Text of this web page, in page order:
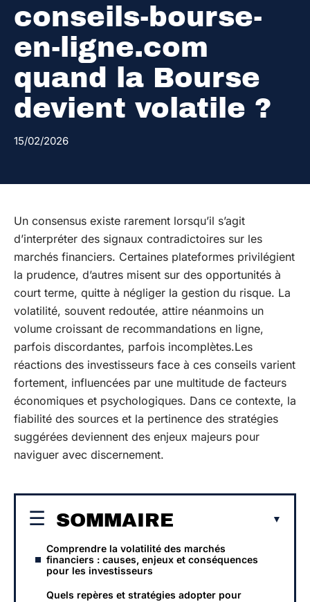
conseils-bourse-
en-ligne.com
quand la Bourse
devient volatile ?
15/02/2026
Un consensus existe rarement lorsqu’il s’agit
d’interpréter des signaux contradictoires sur les
marchés financiers. Certaines plateformes privilégient
la prudence, d’autres misent sur des opportunités à
court terme, quitte à négliger la gestion du risque. La
volatilité, souvent redoutée, attire néanmoins un
volume croissant de recommandations en ligne,
parfois discordantes, parfois incomplètes.Les
réactions des investisseurs face à ces conseils varient
fortement, influencées par une multitude de facteurs
économiques et psychologiques. Dans ce contexte, la
fiabilité des sources et la pertinence des stratégies
suggérées deviennent des enjeux majeurs pour
naviguer avec discernement.
SOMMAIRE
Comprendre la volatilité des marchés
financiers : causes, enjeux et conséquences
pour les investisseurs
Quels repères et stratégies adopter pour